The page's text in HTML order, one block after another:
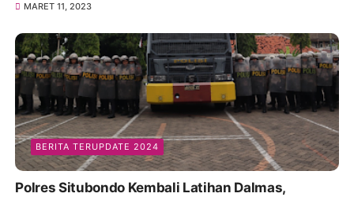
MARET 11, 2023
BERITA TERUPDATE 2024
Polres Situbondo Kembali Latihan Dalmas,